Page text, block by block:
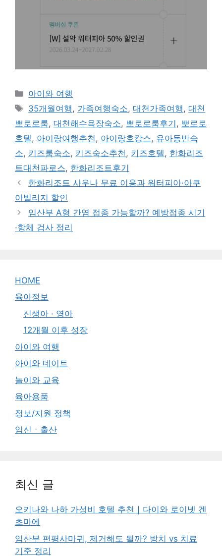
Categories
아이와 여행
Tags
35개월여행 , 가족여행숙소,대천가족여행 ,대천
뽀로로룸, 대천해수욕장숙소, 뽀로로룸후기 , 뽀로로
호텔 , 아이랑여행추천 , 아이랑호캉스, 유아동반숙
소, 키즈룸숙소, 키즈숙소추천 , 키즈호텔 , 한화리조
트대천파로스, 한화리조트후기
한화리조트 사우나 무료 이용과 워터피아·아쿠
아빌리지 할인
임산부 A형 간염 접종 가능할까? 예방접종 시기
·항체 검사 정리
HOME
육아정보
신생아 · 영아
12개월 이후 성장
아이와 여행
아이와 데이트
놀이와 교육
육아용품
정보/지원 정책
임신ㆍ출산
최신 글
오키나와 나하 가성비 호텔 추천｜다이와 로이넷 겐
초마에
임산부 편평사마귀, 제거해도 될까? 방치 vs 치료
기준 정리